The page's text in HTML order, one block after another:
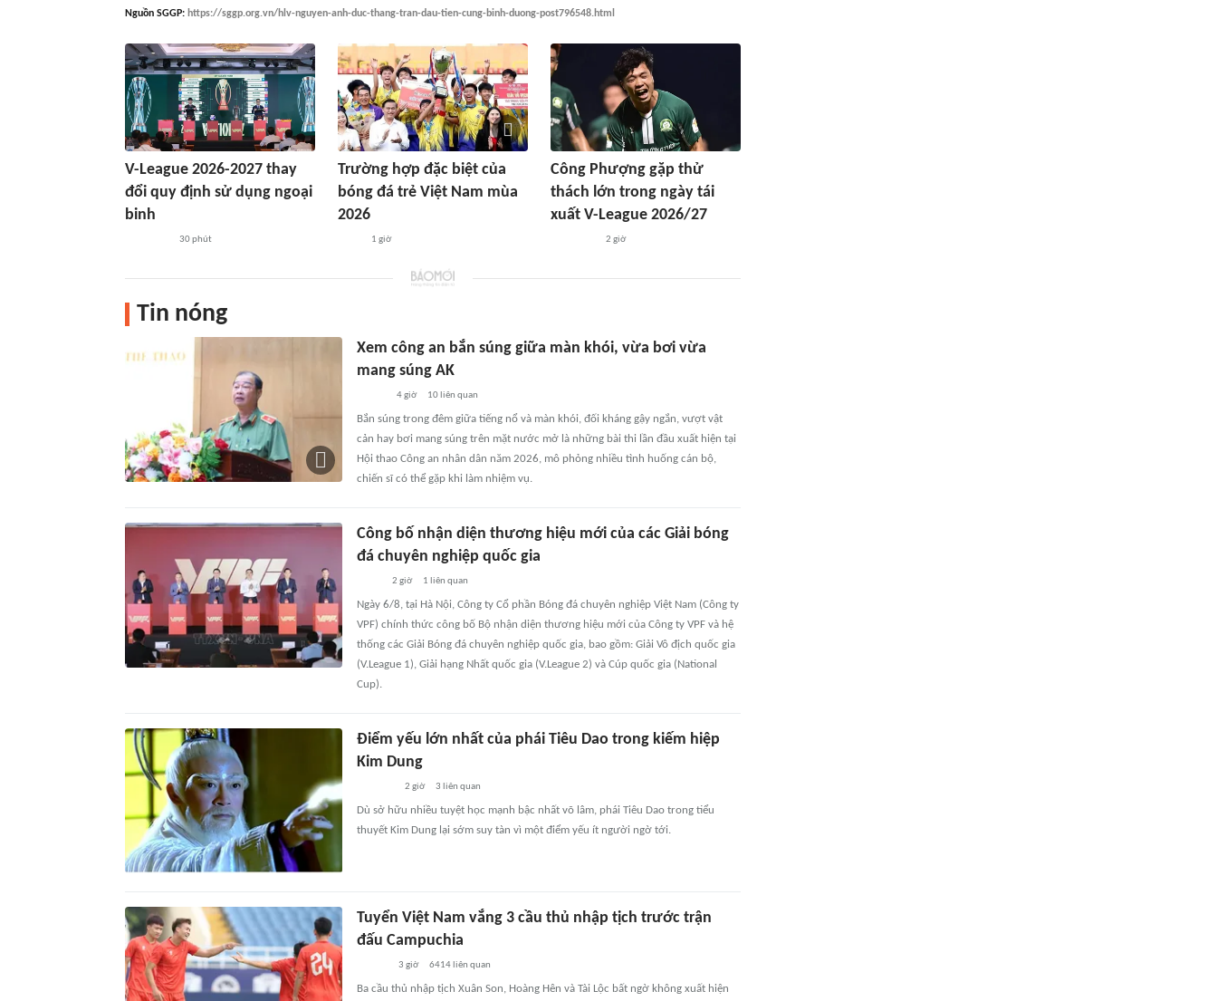
Nguồn SGGP: https://sggp.org.vn/hlv-nguyen-anh-duc-thang-tran-dau-tien-cung-binh-duong-post796548.html
V-League 2026-2027 thay
đổi quy định sử dụng ngoại
binh
30 phút
Trường hợp đặc biệt của
bóng đá trẻ Việt Nam mùa
2026
1 giờ
Công Phượng gặp thử
thách lớn trong ngày tái
xuất V-League 2026/27
2 giờ
Tin nóng
Xem công an bắn súng giữa màn khói, vừa bơi vừa
mang súng AK
4 giờ 10 liên quan
Bắn súng trong đêm giữa tiếng nổ và màn khói, đối kháng gậy ngắn, vượt vật
cản hay bơi mang súng trên mặt nước mở là những bài thi lần đầu xuất hiện tại
Hội thao Công an nhân dân năm 2026, mô phỏng nhiều tình huống cán bộ,
chiến sĩ có thể gặp khi làm nhiệm vụ.
Công bố nhận diện thương hiệu mới của các Giải bóng
đá chuyên nghiệp quốc gia
2 giờ 1 liên quan
Ngày 6/8, tại Hà Nội, Công ty Cổ phần Bóng đá chuyên nghiệp Việt Nam (Công ty
VPF) chính thức công bố Bộ nhận diện thương hiệu mới của Công ty VPF và hệ
thống các Giải Bóng đá chuyên nghiệp quốc gia, bao gồm: Giải Vô địch quốc gia
(V.League 1), Giải hạng Nhất quốc gia (V.League 2) và Cúp quốc gia (National
Cup).
Điểm yếu lớn nhất của phái Tiêu Dao trong kiếm hiệp
Kim Dung
2 giờ 3 liên quan
Dù sở hữu nhiều tuyệt học mạnh bậc nhất võ lâm, phái Tiêu Dao trong tiểu
thuyết Kim Dung lại sớm suy tàn vì một điểm yếu ít người ngờ tới.
Tuyển Việt Nam vắng 3 cầu thủ nhập tịch trước trận
đấu Campuchia
3 giờ 6414liên quan
Ba cầu thủ nhập tịch Xuân Son, Hoàng Hên và Tài Lộc bất ngờ không xuất hiện